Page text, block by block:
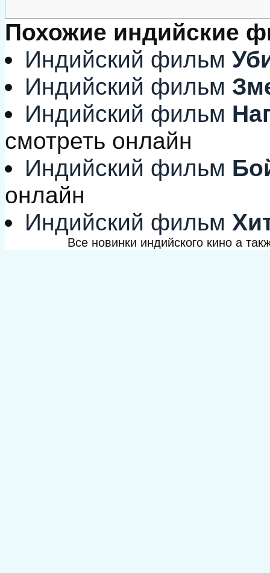
Похожие индийские
Индийский фильм
Индийский фильм
Индийский фильм
смотреть онлайн
Индийский фильм
онлайн
Индийский фильм
Все новинки индийского кино а